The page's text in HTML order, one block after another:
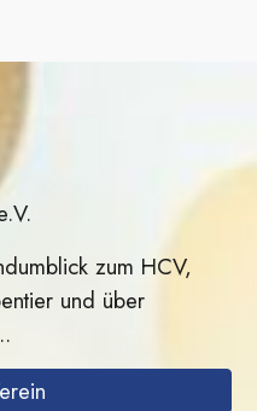
zum HCV,
und über